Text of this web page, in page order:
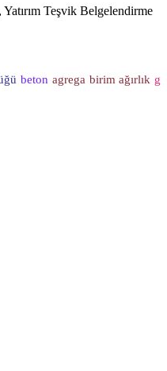
Teşvik Belgelendirme
beton agrega birim ağırlık g